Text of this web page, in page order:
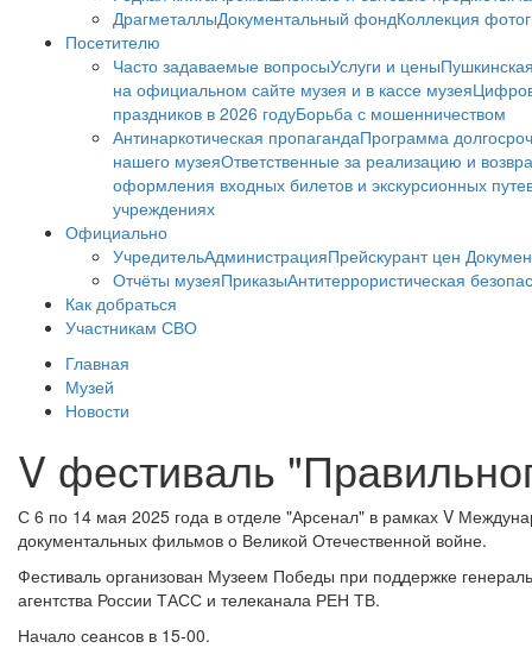
ДрагметаллыДокументальный фондКоллекция
Посетителю
Часто задаваемые вопросыУслуги и цены
на официальном сайте музея и в кассе музея
праздников в 2026 годуБорьба с мошенничеством
Антинаркотическая пропагандаПрограмма
нашего музеяОтветственные за реализацию и
оформления входных билетов и экскурсионных
учреждениях
Официально
УчредительАдминистрацияПрейскурант цен
Отчёты музеяПриказыАнтитеррористическая
Как добраться
Участникам СВО
Главная
Музей
Новости
V фестиваль
С 6 по 14 мая 2025 года в отделе "Арсенал" в рамках V
документальных фильмов о Великой Отечественной войне.
Фестиваль организован Музеем Победы при поддержке
агентства России ТАСС и телеканала РЕН ТВ.
Начало сеансов в 15-00.